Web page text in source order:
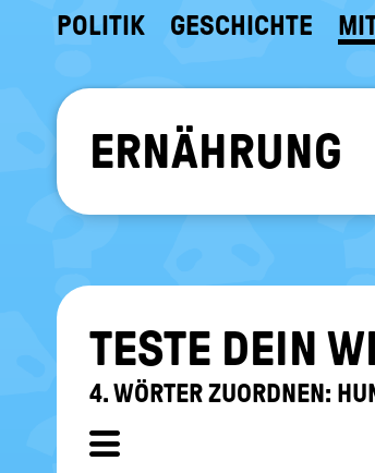
POLITIK GESCHICHTE
ERNÄHRUNG
TESTE DEIN
4. WÖR­TER ZU­ORD­NEN: